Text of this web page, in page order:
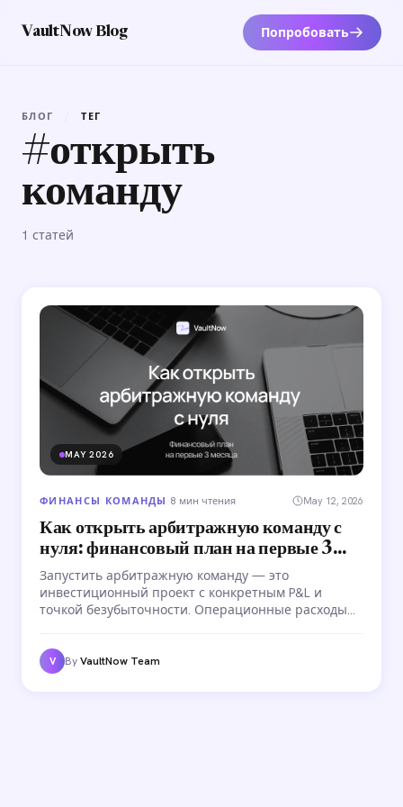
VaultNow Blog Попробовать
БЛОГ ТЕГ
#открыть
команду
1 статей
MAY 2026
ФИНАНСЫ КОМАНДЫ ·8 мин чтения May 12, 2026
Как открыть арбитражную команду с
нуля: финансовый план на первые 3
месяца
Запустить арбитражную команду — это
инвестиционный проект с конкретным P&L и
точкой безубыточности. Операционные расходы
$25K, расходы по статьям, путь до первой прибыли.
V ByVaultNow Team